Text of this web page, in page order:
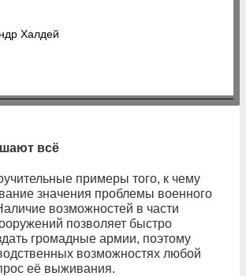
Халдей
всё
примеры того, к чему
значения проблемы военного
возможностей в части
позволяет быстро
громадные армии, поэтому
возможностях любой
её выживания.